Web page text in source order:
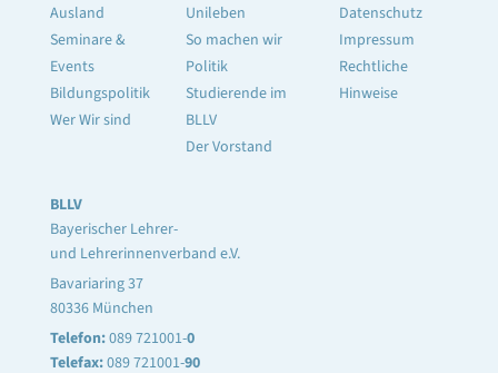
Ausland
Seminare &
Events
Bildungspolitik
Wer Wir sind
Unileben
So machen wir
Politik
Studierende im
BLLV
Der Vorstand
Datenschutz
Impressum
Rechtliche
Hinweise
BLLV
Bayerischer Lehrer-
und Lehrerinnenverband e.V.
Bavariaring 37
80336 München
Telefon:089 721001-0
Telefax:089 721001-90